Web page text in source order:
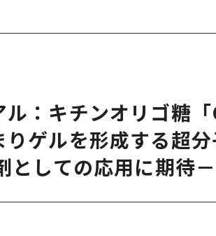
：キチンオリゴ糖
りゲルを形成する超
としての応用に期待－